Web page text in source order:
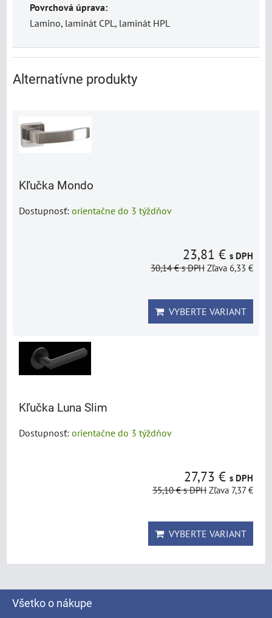
Povrchová úprava:
Lamino, laminát CPL, laminát HPL
Alternatívne produkty
Kľučka Mondo
Dostupnosť: orientačne do 3 týždňov
23,81 € s DPH
30,14 €s DPH Zľava 6,33 €
VYBERTE VARIANT
Kľučka Luna Slim
Dostupnosť: orientačne do 3 týždňov
27,73 € s DPH
35,10 €s DPH Zľava 7,37 €
VYBERTE VARIANT
Všetko o nákupe